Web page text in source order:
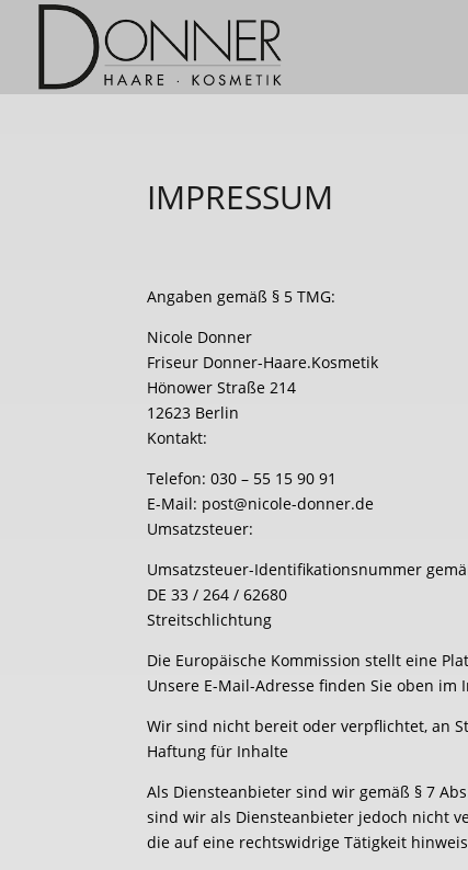
IMPRESSUM
Angaben gemäß § 5 TMG:
Nicole Donner
Friseur Donner-Haare.Kosmetik
Hönower Straße 214
12623 Berlin
Kontakt:
Telefon: 030 – 55 15 90 91
E-Mail: post@nicole-donner.de
Umsatzsteuer:
Umsatzsteuer-Identifikationsnummer
DE 33 / 264 / 62680
Streitschlichtung
Die Europäische Kommission stellt eine
Unsere E-Mail-Adresse finden Sie oben im
Wir sind nicht bereit oder verpflichtet, an
Haftung für Inhalte
Als Diensteanbieter sind wir gemäß § 7
sind wir als Diensteanbieter jedoch nicht
die auf eine rechtswidrige Tätigkeit